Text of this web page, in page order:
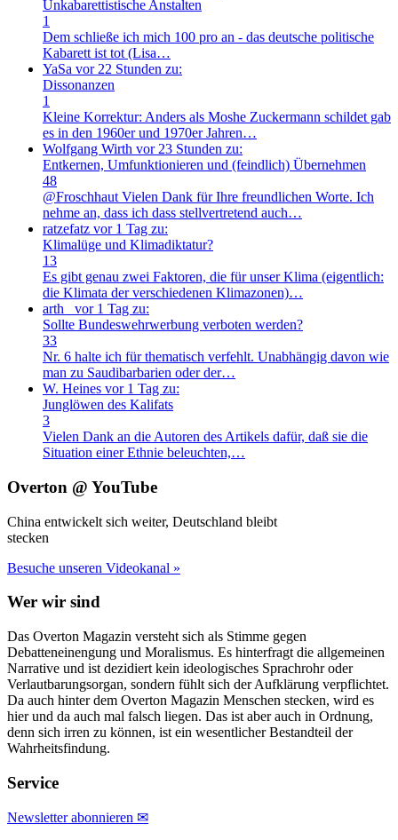
Unkabarettistische Anstalten
1
Dem schließe ich mich 100 pro an - das deutsche politische
Kabarett ist tot (Lisa…
YaSa vor 22 Stunden zu:
Dissonanzen
1
Kleine Korrektur: Anders als Moshe Zuckermann schildet gab
es in den 1960er und 1970er Jahren…
Wolfgang Wirth vor 23 Stunden zu:
Entkernen, Umfunktionieren und (feindlich) Übernehmen
48
@Froschhaut Vielen Dank für Ihre freundlichen Worte. Ich
nehme an, dass ich dass stellvertretend auch…
ratzefatz vor 1 Tag zu:
Klimalüge und Klimadiktatur?
13
Es gibt genau zwei Faktoren, die für unser Klima (eigentlich:
die Klimata der verschiedenen Klimazonen)…
arth_ vor 1 Tag zu:
Sollte Bundeswehrwerbung verboten werden?
33
Nr. 6 halte ich für thematisch verfehlt. Unabhängig davon wie
man zu Saudibarbarien oder der…
W. Heines vor 1 Tag zu:
Junglöwen des Kalifats
3
Vielen Dank an die Autoren des Artikels dafür, daß sie die
Situation einer Ethnie beleuchten,…
Overton @ YouTube
China entwickelt sich weiter, Deutschland bleibt
stecken
Besuche unseren Videokanal »
Wer wir sind
Das Overton Magazin versteht sich als Stimme gegen
Debatteneinengung und Moralismus. Es hinterfragt die allgemeinen
Narrative und ist dezidiert kein ideologisches Sprachrohr oder
Verlautbarungsorgan, sondern fühlt sich der Aufklärung verpflichtet.
Da auch hinter dem Overton Magazin Menschen stecken, wird es
hier und da auch mal falsch liegen. Das ist aber auch in Ordnung,
denn sich irren zu können, ist ein wesentlicher Bestandteil der
Wahrheitsfindung.
Service
Newsletter abonnieren ✉